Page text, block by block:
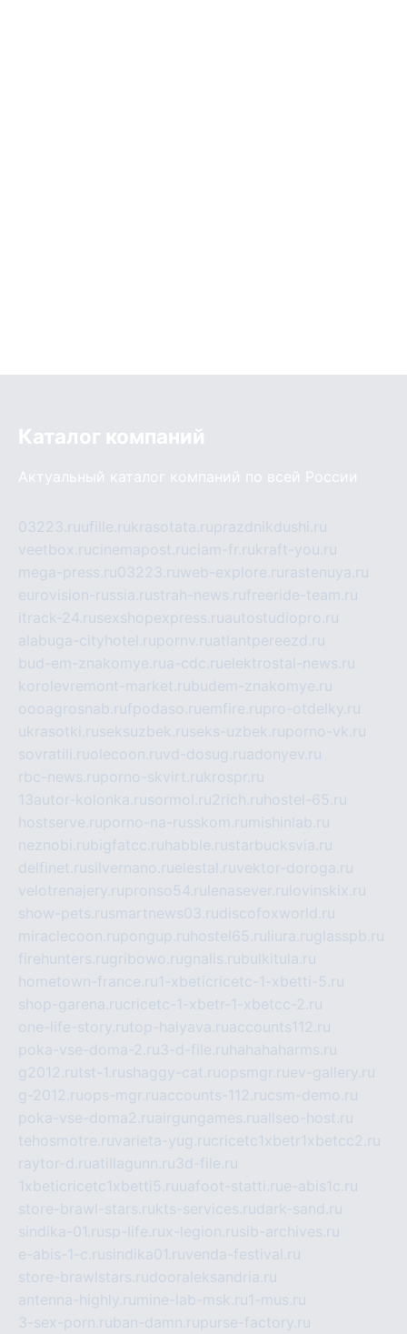
Каталог компаний
Актуальный каталог компаний по всей России
03223.ruufille.rukrasotata.ruprazdnikdushi.ru
veetbox.rucinemapost.ruciam-fr.rukraft-you.ru
mega-press.ru03223.ruweb-explore.ru rastenuya.ru
eurovision-russia.rustrah-news.rufreeride-team.ru
itrack-24.rusexshopexpress.ruautostudiopro.ru
alabuga-cityhotel.rupornv.ruatlantpereezd.ru
bud-em-znakomye.rua-cdc.ruelektrostal-news.ru
korolevremont-market.rubudem-znakomye.ru
oooagrosnab.rufpodaso.ruemfire.rupro-otdelky.ru
ukrasotki.ruseksuzbek.ruseks-uzbek.ruporno-vk.ru
sovratili.ruolecoon.ruvd-dosug.ruadonyev.ru
rbc-news.ruporno-skvirt.rukrospr.ru
13autor-kolonka.rusormol.ru2rich.ru hostel-65.ru
hostserve.ruporno-na-russkom.ru mishinlab.ru
neznobi.rubigfatcc.ru habble.rustarbucksvia.ru
delfinet.rusilvernano.ruelestal.ruvektor-doroga.ru
velotrenajery.rupronso54.ru lenasever.ru lovinskix.ru
show-pets.rusmartnews03.rudiscofoxworld.ru
miraclecoon.rupongup.ru hostel65.ru liura.ruglasspb.ru
firehunters.rugribowo.rugnalis.rubulkitula.ru
hometown-france.ru1-xbeticricetc-1-xbetti-5.ru
shop-garena.rucricetc-1-xbetr-1-xbetcc-2.ru
one-life-story.rutop-halyava.ruaccounts112.ru
poka-vse-doma-2.ru3-d-file.ru hahahaharms.ru
g2012.rutst-1.rushaggy-cat.ruopsmgr.ruev-gallery.ru
g-2012.ruops-mgr.ruaccounts-112.rucsm-demo.ru
poka-vse-doma2.ruairgungames.ruallseo-host.ru
tehosmotre.ruvarieta-yug.rucricetc1xbetr1xbetcc2.ru
raytor-d.ruatillagunn.ru3d-file.ru
1xbeticricetc1xbetti5.ruuafoot-statti.rue-abis1c.ru
store-brawl-stars.rukts-services.rudark-sand.ru
sindika-01.rusp-life.rux-legion.rusib-archives.ru
e-abis-1-c.rusindika01.ruvenda-festival.ru
store-brawlstars.rudooraleksandria.ru
antenna-highly.ru mine-lab-msk.ru1-mus.ru
3-sex-porn.ruban-damn.rupurse-factory.ru